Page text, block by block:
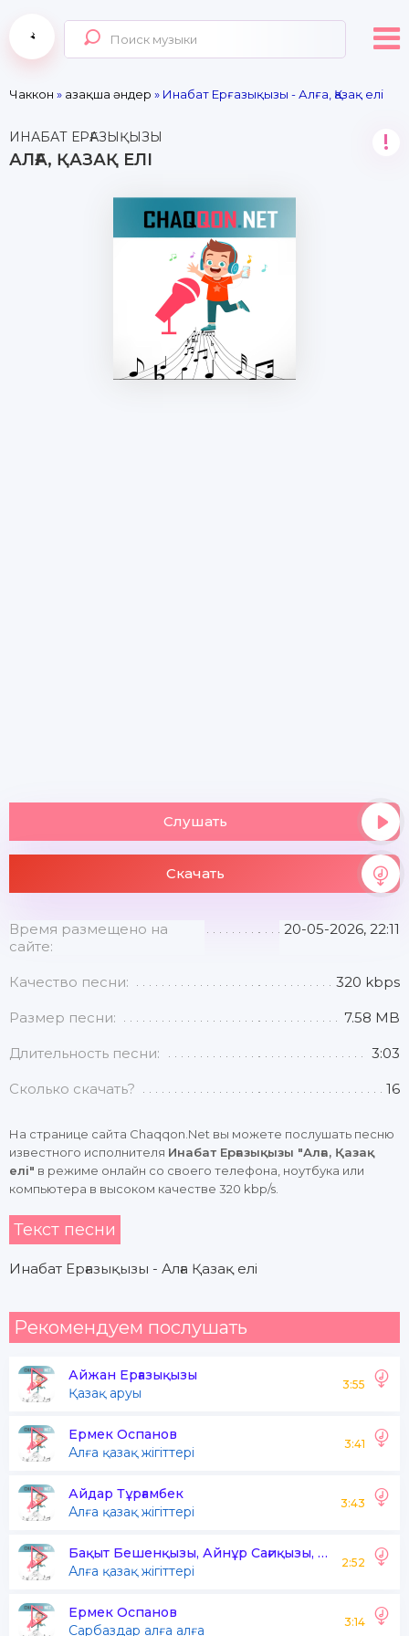
Чаккон » Қазақша әндер » Инабат Ерғазықызы - Алға, Қазақ елі
ИНАБАТ ЕРҒАЗЫҚЫЗЫ
АЛҒА, ҚАЗАҚ ЕЛІ
!
Слушать
Скачать
Время размещено на
сайте:
20-05-2026, 22:11
Качество песни: 320 kbps
Размер песни: 7.58 MB
Длительность песни: 3:03
Сколько скачать? 16
На странице сайта Chaqqon.Net вы можете послушать песню
известного исполнителя Инабат Ерғазықызы "Алға, Қазақ
елі" в режиме онлайн со своего телефона, ноутбука или
компьютера в высоком качестве 320 kbp/s.
Текст песни
Инабат Ерғазықызы - Алға Қазақ елі
Рекомендуем послушать
Айжан Ерғазықызы
Қазақ аруы
3:55
Ермек Оспанов
Алға қазақ жігіттері
3:41
Айдар Тұрғамбек
Алға қазақ жігіттері
3:43
Бақыт Бешенқызы, Айнұр Сағиқызы, Ғабит Сембиев
Алға қазақ жігіттері
2:52
Ермек Оспанов
Сарбаздар алға алға
3:14